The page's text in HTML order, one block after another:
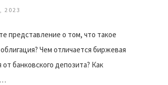
2023
представление о том, что такое
Чем отличается биржевая
от банковского депозита? Как